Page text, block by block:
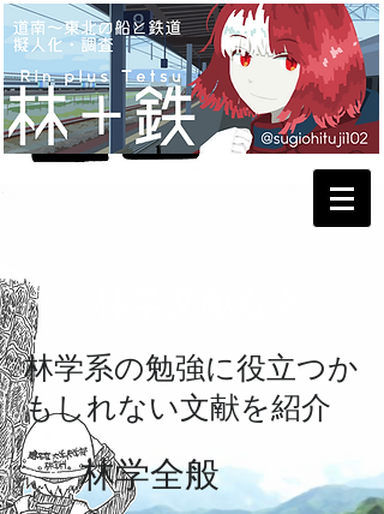
林学系の勉強に役立つか
もしれない文献を紹介
林学全般